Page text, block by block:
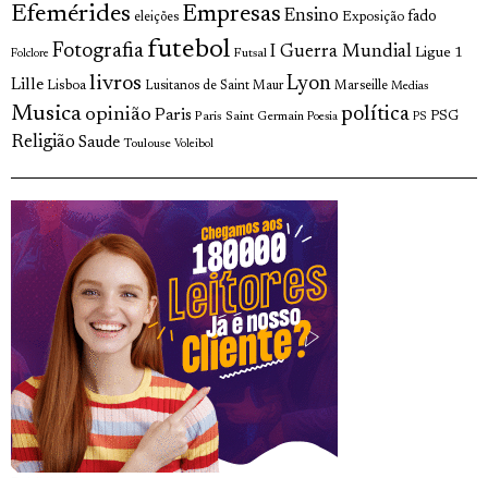
Efemérides eleições Empresas Ensino Exposição fado
Folclore Fotografia futebol Futsal I Guerra Mundial Ligue 1
Lille Lisboa livros Lusitanos de Saint Maur Lyon Marseille Medias
Musica opinião Paris Paris Saint Germain Poesia política PS PSG
Religião Saude Toulouse Voleibol